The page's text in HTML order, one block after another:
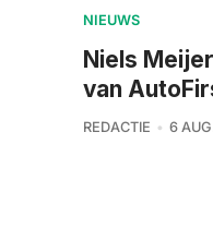
NIEUWS
Niels
van
REDACTIE 6